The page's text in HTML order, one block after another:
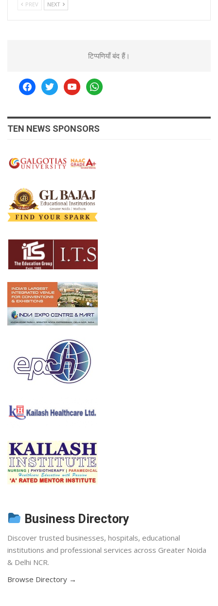
PREV NEXT
टिप्पणियाँ बंद हैं।
facebooktwitteryoutubewhatsapp
TEN NEWS SPONSORS
Business Directory
Discover trusted businesses, hospitals, educational
institutions and professional services across Greater Noida
& Delhi NCR.
Browse Directory →